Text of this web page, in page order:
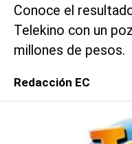
Conoce el
Telekino con un
millones de pesos.
Redacción EC